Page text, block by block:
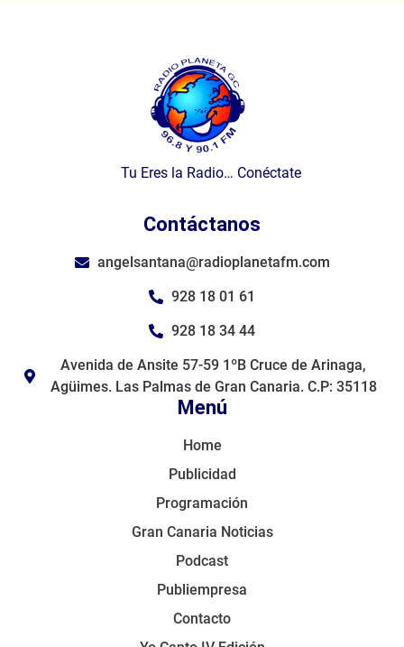
Tu Eres la Radio… Conéctate
Menú
Home
Publicidad
Programación
Gran Canaria Noticias
Podcast
Publiempresa
Contacto
Contáctanos
angelsantana@radioplanetafm.com
928 18 01 61
928 18 34 44
Avenida de Ansite 57-59 1ºB Cruce de Arinaga,
Agüimes. Las Palmas de Gran Canaria. C.P: 35118